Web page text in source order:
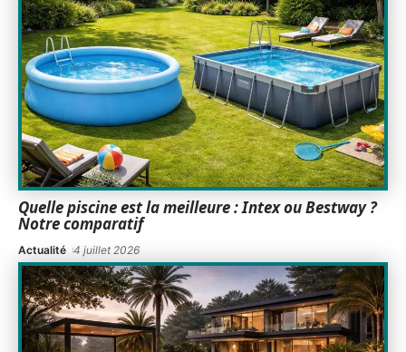
Quelle piscine est la meilleure : Intex ou Bestway ?
Notre comparatif
Actualité 4 juillet 2026